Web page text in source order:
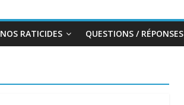
NOS RATICIDES QUESTIONS / RÉPONSES